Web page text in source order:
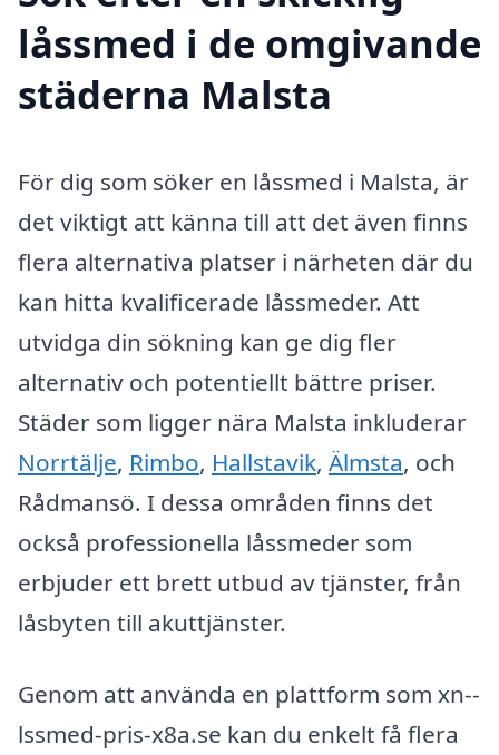
låssmed i de omgivande
städerna Malsta
För dig som söker en låssmed i Malsta, är
det viktigt att känna till att det även finns
flera alternativa platser i närheten där du
kan hitta kvalificerade låssmeder. Att
utvidga din sökning kan ge dig fler
alternativ och potentiellt bättre priser.
Städer som ligger nära Malsta inkluderar
Norrtälje, Rimbo, Hallstavik, Älmsta, och
Rådmansö. I dessa områden finns det
också professionella låssmeder som
erbjuder ett brett utbud av tjänster, från
låsbyten till akuttjänster.
Genom att använda en plattform som xn--
lssmed-pris-x8a.se kan du enkelt få flera